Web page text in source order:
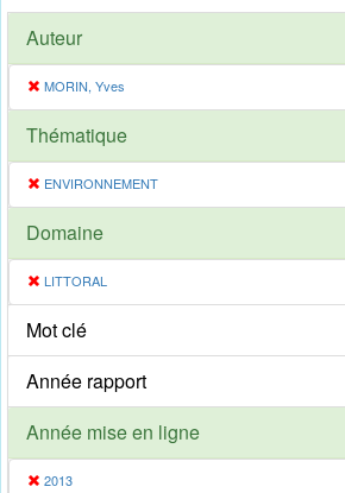
Auteur
MORIN, Yves
Thématique
ENVIRONNEMENT
Domaine
LITTORAL
Mot clé
Année rapport
Année mise en ligne
2013